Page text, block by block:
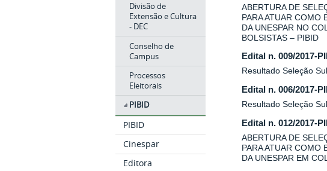
Divisão de
Extensão e Cultura
- DEC
Conselho de
Campus
Processos
Eleitorais
PIBID
PIBID
Cinespar
Editora
ABERTURA DE
PARA ATUAR COMO
DA UNESPAR NO
BOLSISTAS – PIBID
Edital n. 009/2017-
Resultado Seleção
Edital n. 006/2017-
Resultado Seleção
Edital n. 012/2017-
ABERTURA DE
PARA ATUAR COMO
DA UNESPAR EM